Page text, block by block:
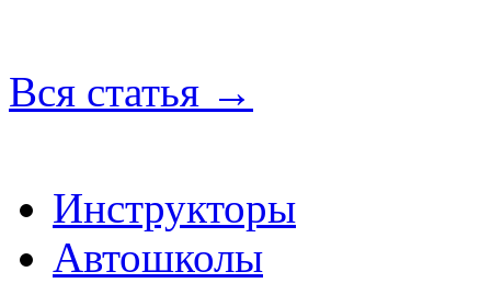
Вся статья →
Инструкторы
Автошколы